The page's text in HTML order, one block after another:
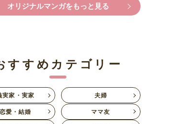
オリジナルマンガをもっと見る
すすめカテゴリー
実家・実家
夫婦
恋愛・結婚
ママ友